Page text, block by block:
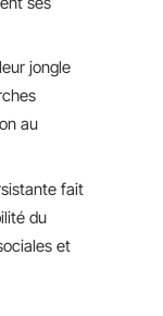
jongle
au
fait
du
et